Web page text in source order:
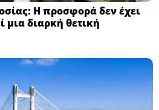
H προσφορά δεν έχει
διαρκή θετική